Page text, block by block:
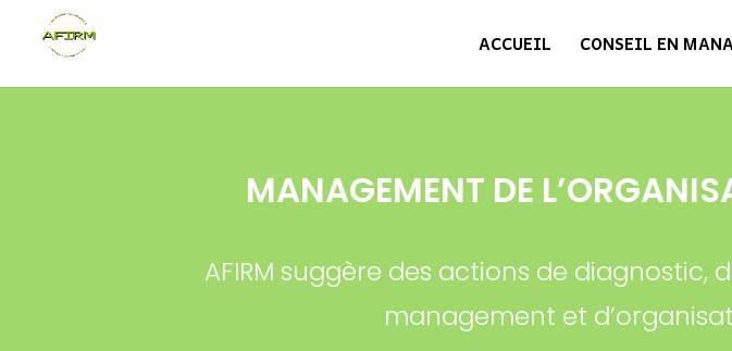
ACCUEIL CONSEIL EN
MANAGEMENT DE
AFIRM suggère des actions de diagnostic,
management et